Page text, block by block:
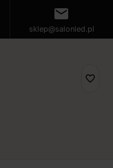
mail
sklep@salonled.pl
favorite_border